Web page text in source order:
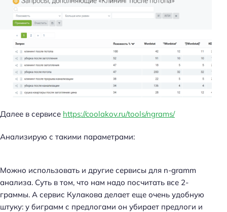
Далее в сервисе https://coolakov.ru/tools/ngrams/
Анализирую с такими параметрами:
Можно использовать и другие сервисы для n-gramm
анализа. Суть в том, что нам надо посчитать все 2-
граммы. А сервис Кулакова делает еще очень удобную
штуку: у биграмм с предлогами он убирает предлоги и